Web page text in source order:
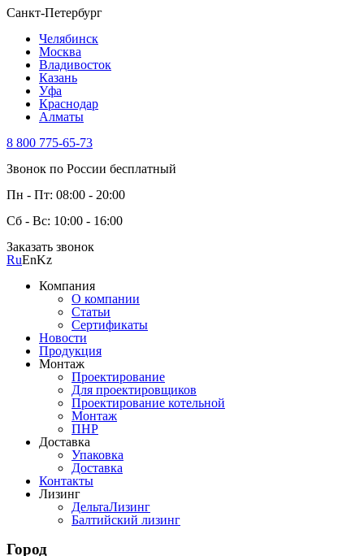
Санкт-Петербург
Челябинск
Москва
Владивосток
Казань
Уфа
Краснодар
Алматы
8 800 775-65-73
Звонок по России бесплатный
Пн - Пт: 08:00 - 20:00
Сб - Вс: 10:00 - 16:00
Заказать звонок
RuEnKz
Компания
О компании
Статьи
Сертификаты
Новости
Продукция
Монтаж
Проектирование
Для проектировщиков
Проектирование котельной
Монтаж
ПНР
Доставка
Упаковка
Доставка
Контакты
Лизинг
ДельтаЛизинг
Балтийский лизинг
Город